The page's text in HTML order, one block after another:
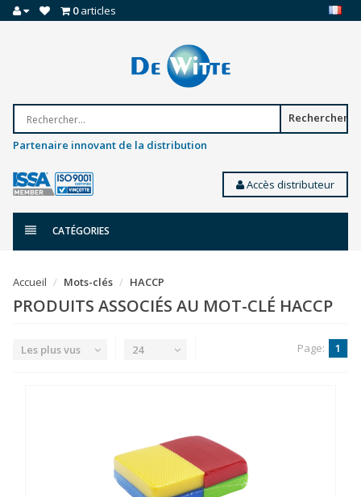
0articles
Rechercher
Partenaire innovant de la distribution
Accès distributeur
CATÉGORIES
Accueil Mots-clés HACCP
PRODUITS ASSOCIÉS AU MOT-CLÉ HACCP
Les plus vus 24 Page: 1